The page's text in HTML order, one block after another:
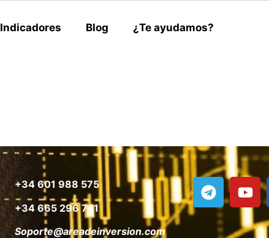
Indicadores Blog ¿Te ayudamos?
+34 601 988 575
+34 665 296 741
Soporte@areadeinversion.com